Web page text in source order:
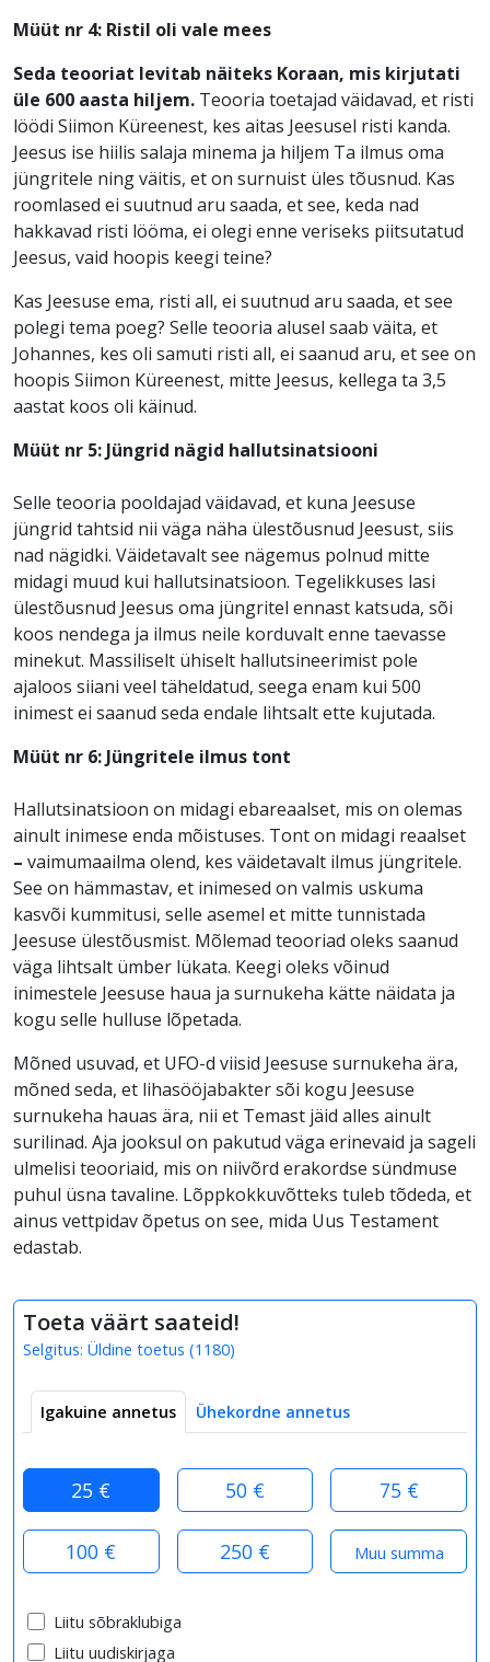
Müüt nr 4: Ristil oli vale mees
Seda teooriat levitab näiteks Koraan, mis kirjutati
üle 600 aasta hiljem. Teooria toetajad väidavad, et risti
löödi Siimon Küreenest, kes aitas Jeesusel risti kanda.
Jeesus ise hiilis salaja minema ja hiljem Ta ilmus oma
jüngritele ning väitis, et on surnuist üles tõusnud. Kas
roomlased ei suutnud aru saada, et see, keda nad
hakkavad risti lööma, ei olegi enne veriseks piitsutatud
Jeesus, vaid hoopis keegi teine?
Kas Jeesuse ema, risti all, ei suutnud aru saada, et see
polegi tema poeg? Selle teooria alusel saab väita, et
Johannes, kes oli samuti risti all, ei saanud aru, et see on
hoopis Siimon Küreenest, mitte Jeesus, kellega ta 3,5
aastat koos oli käinud.
Müüt nr 5: Jüngrid nägid hallutsinatsiooni
Selle teooria pooldajad väidavad, et kuna Jeesuse
jüngrid tahtsid nii väga näha ülestõusnud Jeesust, siis
nad nägidki. Väidetavalt see nägemus polnud mitte
midagi muud kui hallutsinatsioon. Tegelikkuses lasi
ülestõusnud Jeesus oma jüngritel ennast katsuda, sõi
koos nendega ja ilmus neile korduvalt enne taevasse
minekut. Massiliselt ühiselt hallutsineerimist pole
ajaloos siiani veel täheldatud, seega enam kui 500
inimest ei saanud seda endale lihtsalt ette kujutada.
Müüt nr 6: Jüngritele ilmus tont
Hallutsinatsioon on midagi ebareaalset, mis on olemas
ainult inimese enda mõistuses. Tont on midagi reaalset
– vaimumaailma olend, kes väidetavalt ilmus jüngritele.
See on hämmastav, et inimesed on valmis uskuma
kasvõi kummitusi, selle asemel et mitte tunnistada
Jeesuse ülestõusmist. Mõlemad teooriad oleks saanud
väga lihtsalt ümber lükata. Keegi oleks võinud
inimestele Jeesuse haua ja surnukeha kätte näidata ja
kogu selle hulluse lõpetada.
Mõned usuvad, et UFO-d viisid Jeesuse surnukeha ära,
mõned seda, et lihasööjabakter sõi kogu Jeesuse
surnukeha hauas ära, nii et Temast jäid alles ainult
surilinad. Aja jooksul on pakutud väga erinevaid ja sageli
ulmelisi teooriaid, mis on niivõrd erakordse sündmuse
puhul üsna tavaline. Lõppkokkuvõtteks tuleb tõdeda, et
ainus vettpidav õpetus on see, mida Uus Testament
edastab.
Toeta väärt saateid!
Selgitus: Üldine toetus (1180)
Igakuine annetus Ühekordne annetus
25 € 50 € 75 €
100 € 250 €
Liitu sõbraklubiga
Liitu uudiskirjaga